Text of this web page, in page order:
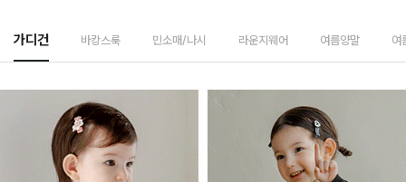
가디건 바캉스룩 민소매/나시 라운지웨어 여름양말 여